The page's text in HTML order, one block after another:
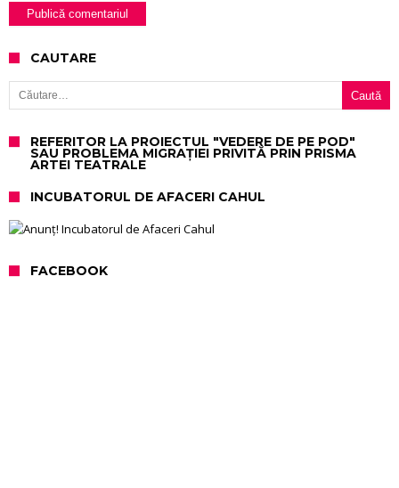
CAUTARE
Caută după:
REFERITOR LA PROIECTUL "VEDERE DE PE POD"
SAU PROBLEMA MIGRAȚIEI PRIVITĂ PRIN PRISMA
ARTEI TEATRALE
INCUBATORUL DE AFACERI CAHUL
FACEBOOK